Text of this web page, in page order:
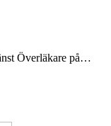
Överläkare på…